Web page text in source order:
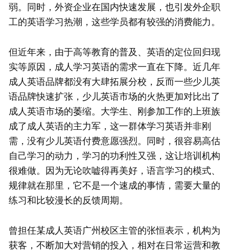
弱。同时，外资企业在国内快速发展，也引发外企职
工的英语学习热潮，这些学员都有较强的消费能力。
但近年来，由于高等教育的普及、英语的定位回归现
实等原因，成人学习英语的需求一直在下降。近几年
成人英语品牌都没有大肆拓展分校，反而一些少儿英
语品牌快速扩张，少儿英语市场的火热更加对比出了
成人英语市场的萎缩。大学生、刚参加工作的上班族
成了成人英语的主力军，这一群体学习英语并非刚
需，没有少儿英语付费意愿强烈。同时，很容易高估
自己学习的动力，学习的功利性又强，这让培训机构
很难做。因为无论吹嘘得再美好，语言学习的模式、
规律就在那里，它不是一个速成的事情，需要大量的
练习和比较漫长的反馈周期。
曾担任某成人英语广州校区主管的张恒表示，机构为
获客，不断加大对营销的投入，相对在日常运营和教